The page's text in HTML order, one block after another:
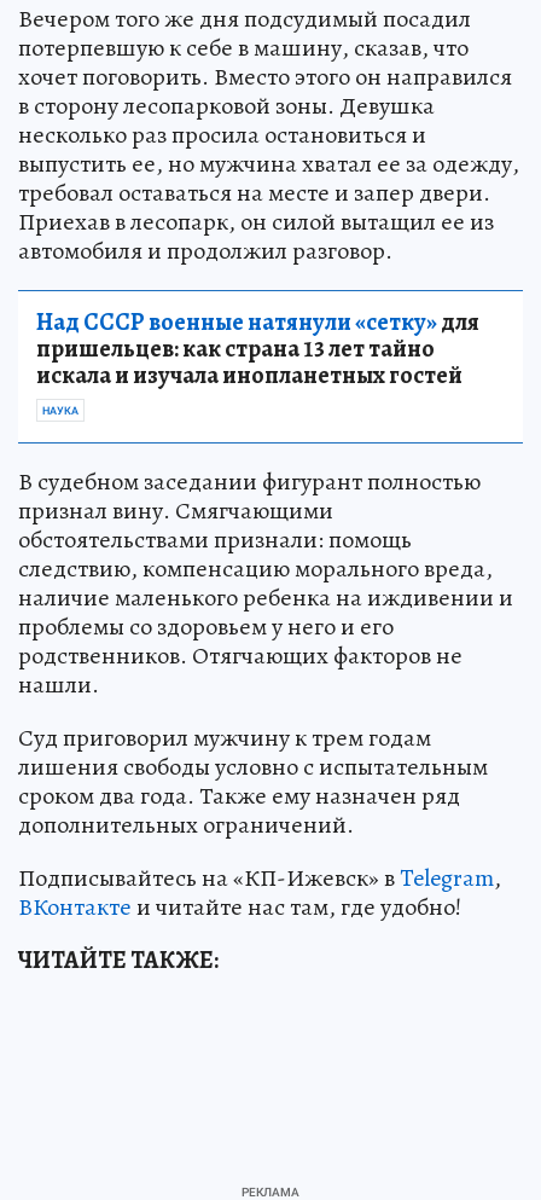
Вечером того же дня подсудимый посадил
потерпевшую к себе в машину, сказав, что
хочет поговорить. Вместо этого он направился
в сторону лесопарковой зоны. Девушка
несколько раз просила остановиться и
выпустить ее, но мужчина хватал ее за одежду,
требовал оставаться на месте и запер двери.
Приехав в лесопарк, он силой вытащил ее из
автомобиля и продолжил разговор.
Над СССР военные натянули «сетку»для
пришельцев: как страна 13 лет тайно
искала и изучала инопланетных гостей
НАУКА
В судебном заседании фигурант полностью
признал вину. Смягчающими
обстоятельствами признали: помощь
следствию, компенсацию морального вреда,
наличие маленького ребенка на иждивении и
проблемы со здоровьем у него и его
родственников. Отягчающих факторов не
нашли.
Суд приговорил мужчину к трем годам
лишения свободы условно с испытательным
сроком два года. Также ему назначен ряд
дополнительных ограничений.
Подписывайтесь на «КП-Ижевск» вTelegram,
ВКонтактеи читайте нас там, где удобно!
ЧИТАЙТЕ ТАКЖЕ: